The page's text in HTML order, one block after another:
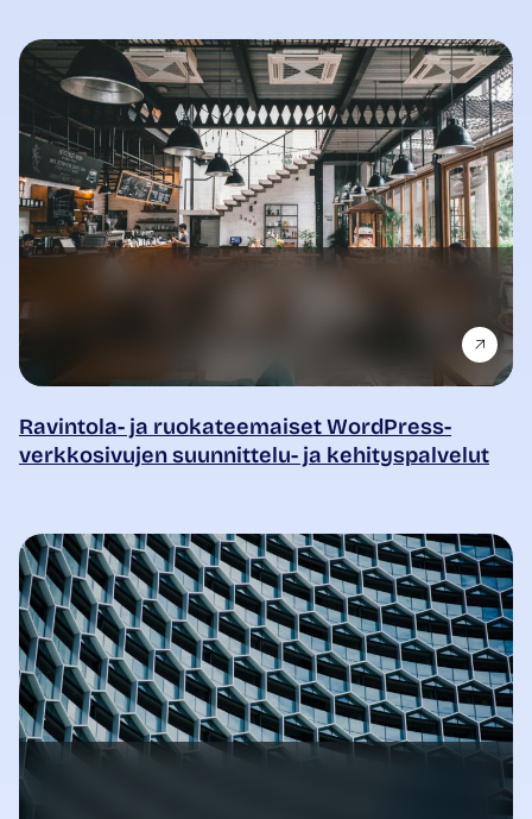
Ravintola- ja ruokateemaiset WordPress-
verkkosivujen suunnittelu- ja kehityspalvelut